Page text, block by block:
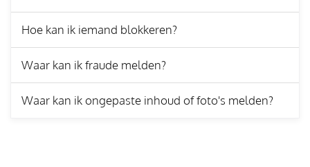
Hoe kan ik iemand blokkeren?
Waar kan ik fraude melden?
Waar kan ik ongepaste inhoud of foto's melden?